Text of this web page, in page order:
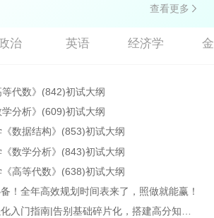
查看更多
治 英语 经济学
代数》(842)初试大纲
分析》(609)初试大纲
数据结构》(853)初试大纲
数学分析》(843)初试大纲
高等代数》(638)初试大纲
！全年高效规划时间表来了，照做就能赢！
门指南|告别基础碎片化，搭建高分知识体系